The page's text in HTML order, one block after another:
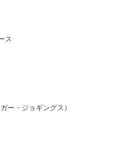
ス
ー・ジョギングス）